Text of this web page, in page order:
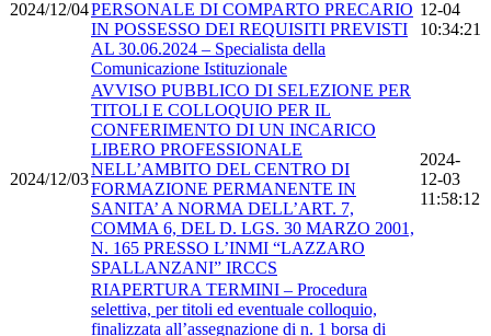
2024/12/04PERSONALE DI COMPARTO PRECARIO
IN POSSESSO DEI REQUISITI PREVISTI
AL 30.06.2024 – Specialista della
Comunicazione Istituzionale
12-04
10:34:21
2024/12/03
AVVISO PUBBLICO DI SELEZIONE PER
TITOLI E COLLOQUIO PER IL
CONFERIMENTO DI UN INCARICO
LIBERO PROFESSIONALE
NELL’AMBITO DEL CENTRO DI
FORMAZIONE PERMANENTE IN
SANITA’ A NORMA DELL’ART. 7,
COMMA 6, DEL D. LGS. 30 MARZO 2001,
N. 165 PRESSO L’INMI “LAZZARO
SPALLANZANI” IRCCS
2024-
12-03
11:58:12
RIAPERTURA TERMINI – Procedura
selettiva, per titoli ed eventuale colloquio,
finalizzata all’assegnazione di n. 1 borsa di